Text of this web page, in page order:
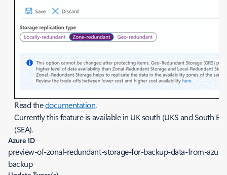
Read thedocumentation.
Currently this feature is available in UK south (UKS and South
(SEA).
Azure ID
preview-of-zonal-redundant-storage-for-backup-data-from-
backup